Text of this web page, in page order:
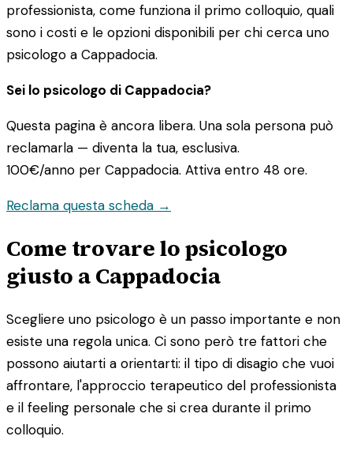
professionista, come funziona il primo colloquio, quali
sono i costi e le opzioni disponibili per chi cerca uno
psicologo a Cappadocia.
Sei lo psicologo di Cappadocia?
Questa pagina è ancora libera. Una sola persona può
reclamarla — diventa la tua, esclusiva.
100€/anno per Cappadocia. Attiva entro 48 ore.
Reclama questa scheda →
Come trovare lo psicologo
giusto a Cappadocia
Scegliere uno psicologo è un passo importante e non
esiste una regola unica. Ci sono però tre fattori che
possono aiutarti a orientarti: il tipo di disagio che vuoi
affrontare, l'approccio terapeutico del professionista
e il feeling personale che si crea durante il primo
colloquio.